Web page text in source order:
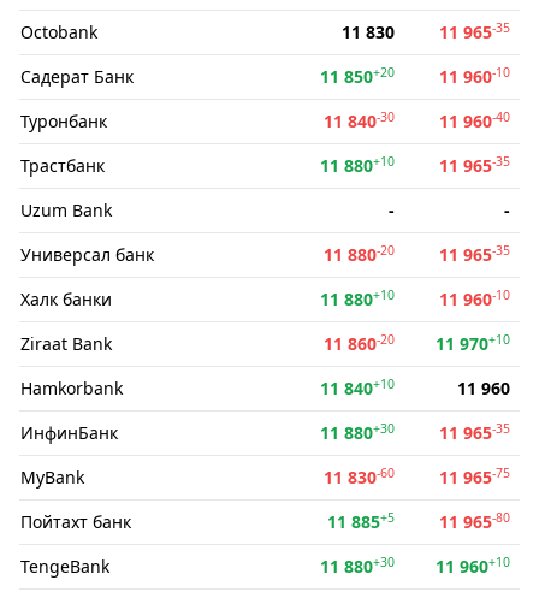
Octobank 11 830 11 965-35
Садерат Банк 11 850+20 11 960-10
Туронбанк 11 840-30 11 960-40
Трастбанк 11 880+10 11 965-35
Uzum Bank -
-
Универсал банк
11 880-20 11 965-35
Халк банки 11 880+10 11 960-10
Ziraat Bank 11 860-20 11 970+10
Hamkorbank 11 840+10
11 960
ИнфинБанк
11 880+30 11 965-35
MyBank 11 830-60 11 965-75
Пойтахт банк 11 885+5 11 965-80
TengeBank 11 880+30 11 960+10